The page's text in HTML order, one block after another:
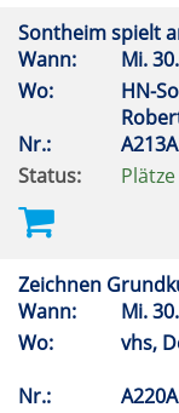
Sontheim spielt
Wann:
Mi.
Wo:
HN-
Nr.:
Status:
Zeichnen
Wann:
Mi.
Wo:
vhs,
Nr.: